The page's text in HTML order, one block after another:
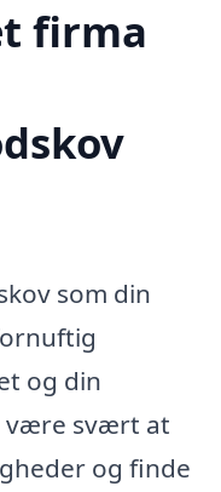
firma
som din
og din
være svært at
og finde